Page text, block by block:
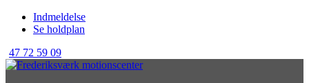
Indmeldelse
Se holdplan
47 72 59 09